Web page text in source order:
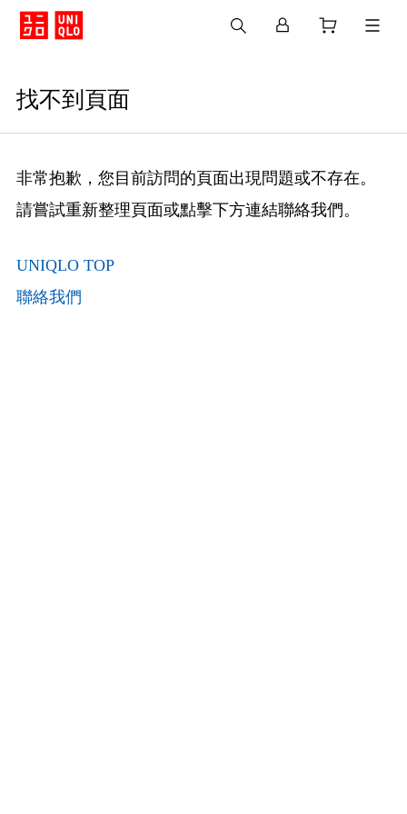
找不到頁面
非常抱歉，您目前訪問的頁面出現問題或不存在。
請嘗試重新整理頁面或點擊下方連結聯絡我們。
UNIQLO TOP
聯絡我們